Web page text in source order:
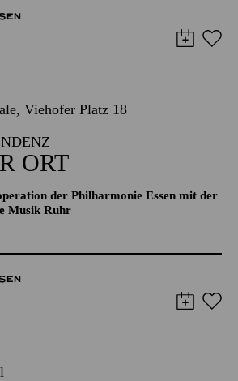
Viehofer Platz 18
ORT
der Philharmonie Essen mit der
Musik Ruhr